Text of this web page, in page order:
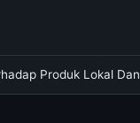
Produk Lokal Dan